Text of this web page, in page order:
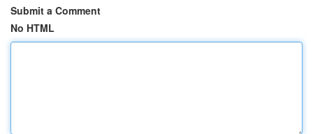
Submit a Comment
No HTML